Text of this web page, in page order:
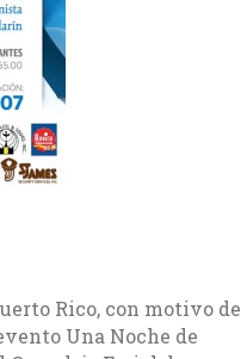
Rico, con motivo de
Una Noche de